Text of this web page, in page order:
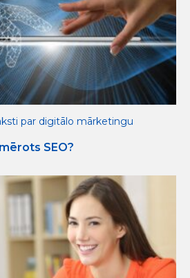
par digitālo mārketingu
SEO?